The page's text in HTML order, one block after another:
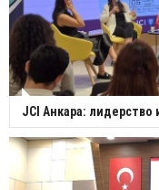
JCI Анкара: